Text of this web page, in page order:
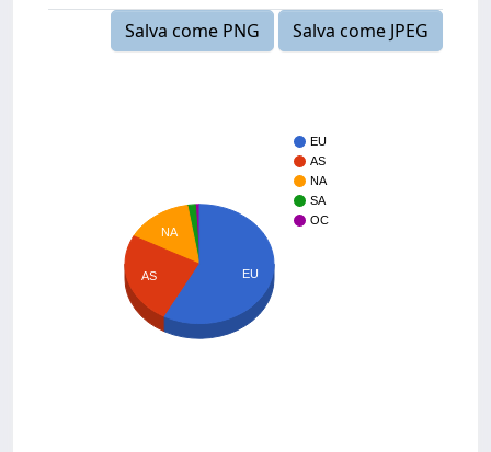
Salva come PNG
Salva come JPEG
EU
AS
NA
SA
OC
NA
AS EU